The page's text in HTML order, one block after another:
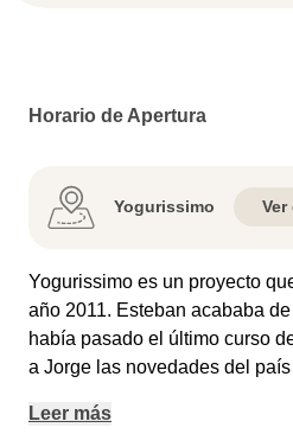
Horario de Apertura
Yogurissimo Ver
Yogurissimo es un proyecto
año 2011. Esteban acababa
había pasado el último curso
a Jorge las novedades del
Leer más